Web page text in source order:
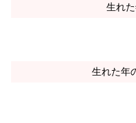
生れ
生れた年